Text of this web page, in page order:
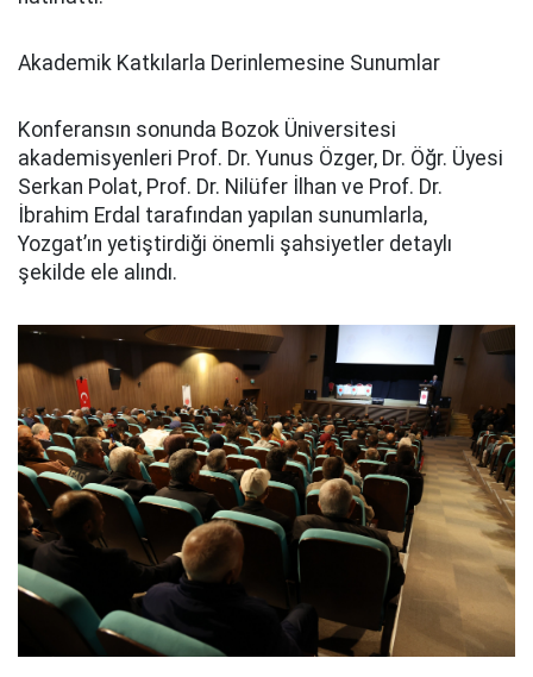
Akademik Katkılarla Derinlemesine Sunumlar
Konferansın sonunda Bozok Üniversitesi
akademisyenleri Prof. Dr. Yunus Özger, Dr. Öğr. Üyesi
Serkan Polat, Prof. Dr. Nilüfer İlhan ve Prof. Dr.
İbrahim Erdal tarafından yapılan sunumlarla,
Yozgat’ın yetiştirdiği önemli şahsiyetler detaylı
şekilde ele alındı.